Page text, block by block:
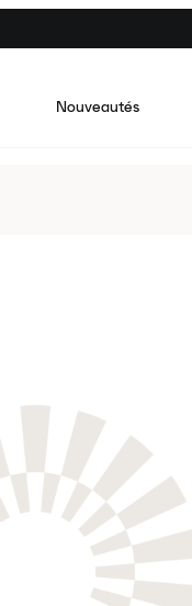
Nouveautés